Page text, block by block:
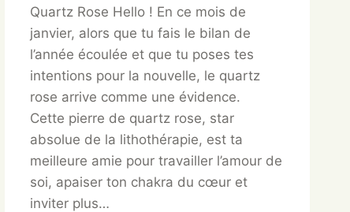
Quartz Rose Hello ! En ce mois de
janvier, alors que tu fais le bilan de
l’année écoulée et que tu poses tes
intentions pour la nouvelle, le quartz
rose arrive comme une évidence.
Cette pierre de quartz rose, star
absolue de la lithothérapie, est ta
meilleure amie pour travailler l’amour de
soi, apaiser ton chakra du cœur et
inviter plus…